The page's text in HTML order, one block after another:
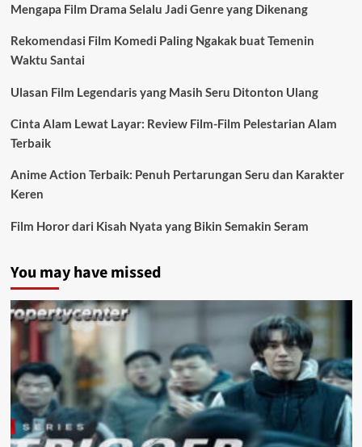
Mengapa Film Drama Selalu Jadi Genre yang Dikenang
Rekomendasi Film Komedi Paling Ngakak buat Temenin
Waktu Santai
Ulasan Film Legendaris yang Masih Seru Ditonton Ulang
Cinta Alam Lewat Layar: Review Film-Film Pelestarian Alam
Terbaik
Anime Action Terbaik: Penuh Pertarungan Seru dan Karakter
Keren
Film Horor dari Kisah Nyata yang Bikin Semakin Seram
You may have missed